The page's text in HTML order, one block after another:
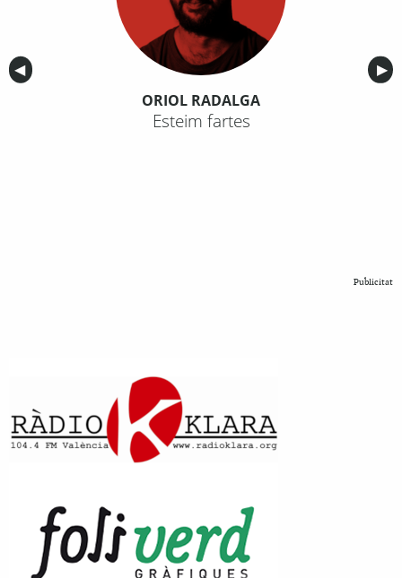
Anterior
◀︎ ▶︎
ORIOL RADALGA
Esteim fartes
Publicitat